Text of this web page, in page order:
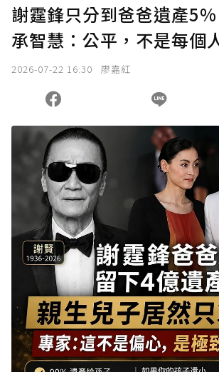
謝霆鋒只分到爸爸遺產
承智慧：公平，不是每個
2026-07-22 16:30 廖嘉紅